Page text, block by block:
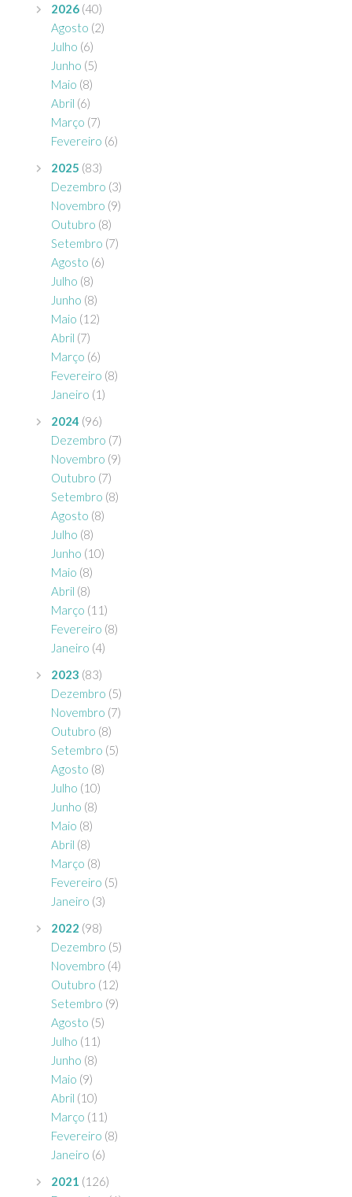
2026 (40)
Agosto (2)
Julho (6)
Junho (5)
Maio (8)
Abril (6)
Março (7)
Fevereiro (6)
2025 (83)
Dezembro (3)
Novembro (9)
Outubro (8)
Setembro (7)
Agosto (6)
Julho (8)
Junho (8)
Maio (12)
Abril (7)
Março (6)
Fevereiro (8)
Janeiro (1)
2024 (96)
Dezembro (7)
Novembro (9)
Outubro (7)
Setembro (8)
Agosto (8)
Julho (8)
Junho (10)
Maio (8)
Abril (8)
Março (11)
Fevereiro (8)
Janeiro (4)
2023 (83)
Dezembro (5)
Novembro (7)
Outubro (8)
Setembro (5)
Agosto (8)
Julho (10)
Junho (8)
Maio (8)
Abril (8)
Março (8)
Fevereiro (5)
Janeiro (3)
2022 (98)
Dezembro (5)
Novembro (4)
Outubro (12)
Setembro (9)
Agosto (5)
Julho (11)
Junho (8)
Maio (9)
Abril (10)
Março (11)
Fevereiro (8)
Janeiro (6)
2021 (126)